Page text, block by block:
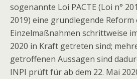
sogenannte Loi PACTE (Loi n°
2019) eine grundlegende
Einzelmaßnahmen schrittweise
2020 in Kraft getreten sind;
getroffenen Aussagen sind
INPI prüft für ab dem 22. Mai